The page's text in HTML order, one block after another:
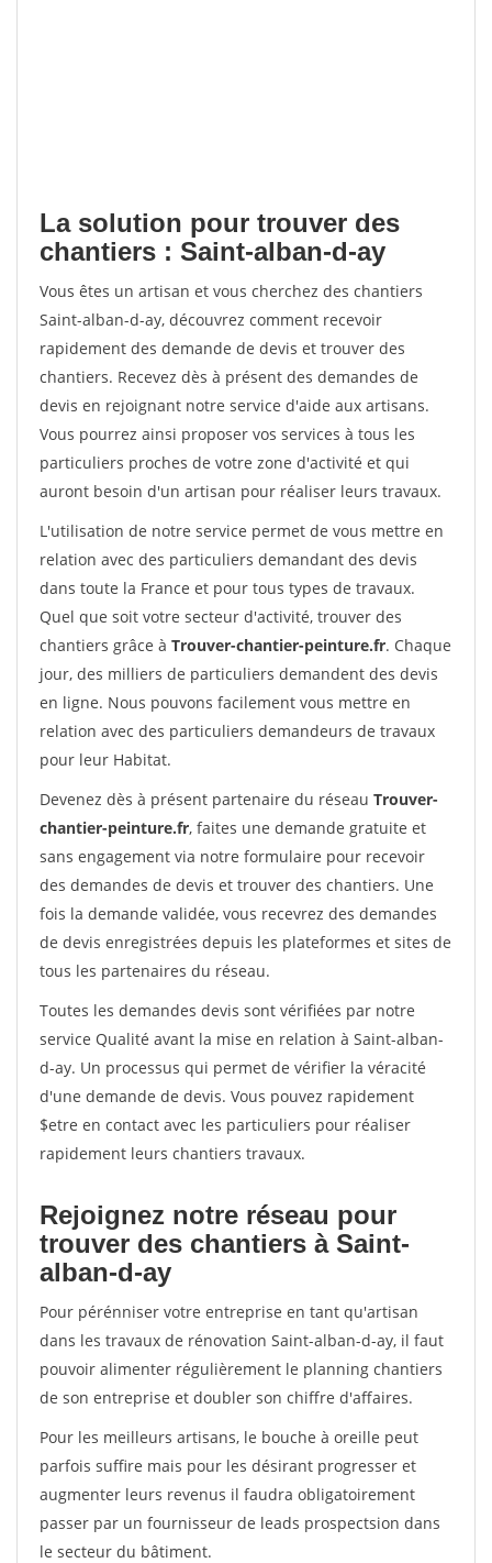
La solution pour trouver des
chantiers : Saint-alban-d-ay
Vous êtes un artisan et vous cherchez des chantiers
Saint-alban-d-ay, découvrez comment recevoir
rapidement des demande de devis et trouver des
chantiers. Recevez dès à présent des demandes de
devis en rejoignant notre service d'aide aux artisans.
Vous pourrez ainsi proposer vos services à tous les
particuliers proches de votre zone d'activité et qui
auront besoin d'un artisan pour réaliser leurs travaux.
L'utilisation de notre service permet de vous mettre en
relation avec des particuliers demandant des devis
dans toute la France et pour tous types de travaux.
Quel que soit votre secteur d'activité, trouver des
chantiers grâce à Trouver-chantier-peinture.fr. Chaque
jour, des milliers de particuliers demandent des devis
en ligne. Nous pouvons facilement vous mettre en
relation avec des particuliers demandeurs de travaux
pour leur Habitat.
Devenez dès à présent partenaire du réseau Trouver-
chantier-peinture.fr, faites une demande gratuite et
sans engagement via notre formulaire pour recevoir
des demandes de devis et trouver des chantiers. Une
fois la demande validée, vous recevrez des demandes
de devis enregistrées depuis les plateformes et sites de
tous les partenaires du réseau.
Toutes les demandes devis sont vérifiées par notre
service Qualité avant la mise en relation à Saint-alban-
d-ay. Un processus qui permet de vérifier la véracité
d'une demande de devis. Vous pouvez rapidement
$etre en contact avec les particuliers pour réaliser
rapidement leurs chantiers travaux.
Rejoignez notre réseau pour
trouver des chantiers à Saint-
alban-d-ay
Pour pérénniser votre entreprise en tant qu'artisan
dans les travaux de rénovation Saint-alban-d-ay, il faut
pouvoir alimenter régulièrement le planning chantiers
de son entreprise et doubler son chiffre d'affaires.
Pour les meilleurs artisans, le bouche à oreille peut
parfois suffire mais pour les désirant progresser et
augmenter leurs revenus il faudra obligatoirement
passer par un fournisseur de leads prospectsion dans
le secteur du bâtiment.